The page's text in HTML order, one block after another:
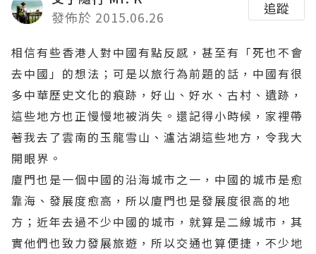
發佈於 2015.06.26
追蹤
相信有些香港人對中國有點反感，甚至有「死也不會
去中國」的想法；可是以旅行為前題的話，中國有很
多中華歷史文化的痕跡，好山、好水、古村、遺跡，
這些地方也正慢慢地被消失。還記得小時候，家裡帶
著我去了雲南的玉龍雪山、瀘沽湖這些地方，令我大
開眼界。
廈門也是一個中國的沿海城市之一，中國的城市是愈
靠海、發展度愈高，所以廈門也是發展度很高的地
方；近年去過不少中國的城市，就算是二線城市，其
實他們也致力發展旅遊，所以交通也算便捷，不少地